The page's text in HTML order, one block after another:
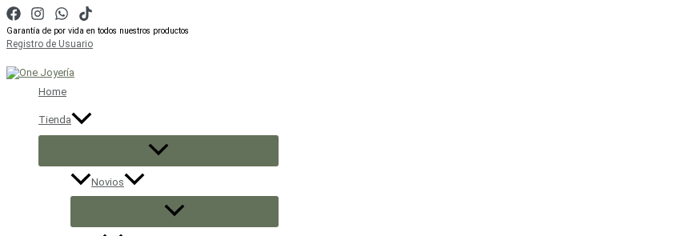
Ir
al
contenido
Garantía de por vida en todos nuestros productos
Registro de Usuario
Home
Tienda
Novios